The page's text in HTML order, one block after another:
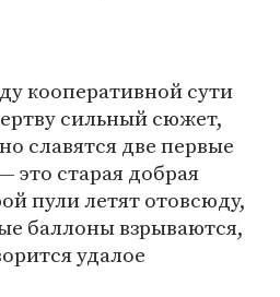
кооперативной сути
сильный сюжет,
славятся две первые
это старая добрая
пули летят отовсюду,
баллоны взрываются,
удалое